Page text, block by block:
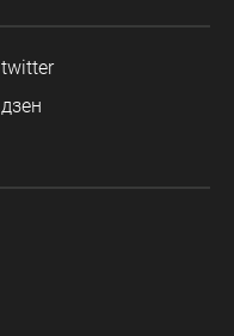
twitter
дзен